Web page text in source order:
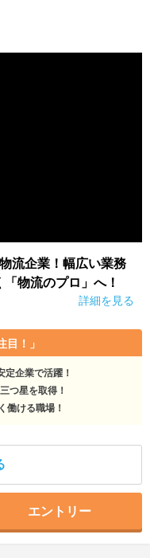
流企業！幅広い業務
物流のプロ」へ！
詳細を見る
目！」
企業で活躍！
つ星を取得！
働ける職場！
エントリー